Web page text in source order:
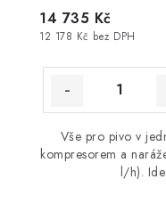
12 178 Kč bez DPH
14 735 Kč
Vše pro pivo v
kompresorem a
l/h).